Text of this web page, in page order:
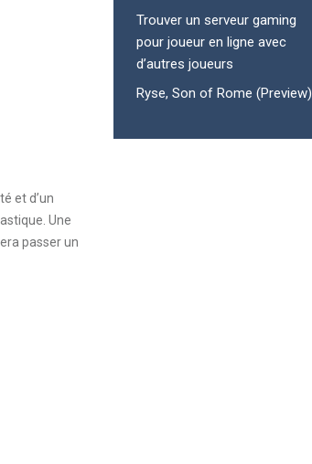
et d’un
Une
passer un
Trouver un serveur gaming
pour joueur en ligne avec
d’autres joueurs
Ryse, Son of Rome (Preview)